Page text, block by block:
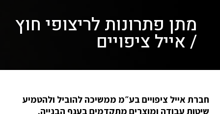
מתן פתרונות לריצופי חוץ
/ אייל ציפויים
חברת אייל ציפויים בע״מ ממשיכה להוביל ולהטמיע
שיטות עבודה ומוצרים מתקדמים בענף הבנייה.